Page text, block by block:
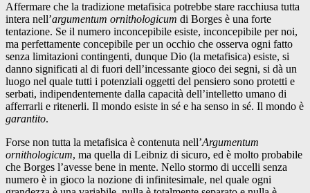
Affermare che la tradizione metafisica potrebbe stare racchiusa tutta
intera nell’argumentum ornithologicum di Borges è una forte
tentazione. Se il numero inconcepibile esiste, inconcepibile per noi,
ma perfettamente concepibile per un occhio che osserva ogni fatto
senza limitazioni contingenti, dunque Dio (la metafisica) esiste, si
danno significati al di fuori dell’incessante gioco dei segni, si dà un
luogo nel quale tutti i potenziali oggetti del pensiero sono protetti e
serbati, indipendentemente dalla capacità dell’intelletto umano di
afferrarli e ritenerli. Il mondo esiste in sé e ha senso in sé. Il mondo è
garantito.
Forse non tutta la metafisica è contenuta nell’Argumentum
ornithologicum, ma quella di Leibniz di sicuro, ed è molto probabile
che Borges l’avesse bene in mente. Nello stormo di uccelli senza
numero è in gioco la nozione di infinitesimale, nel quale ogni